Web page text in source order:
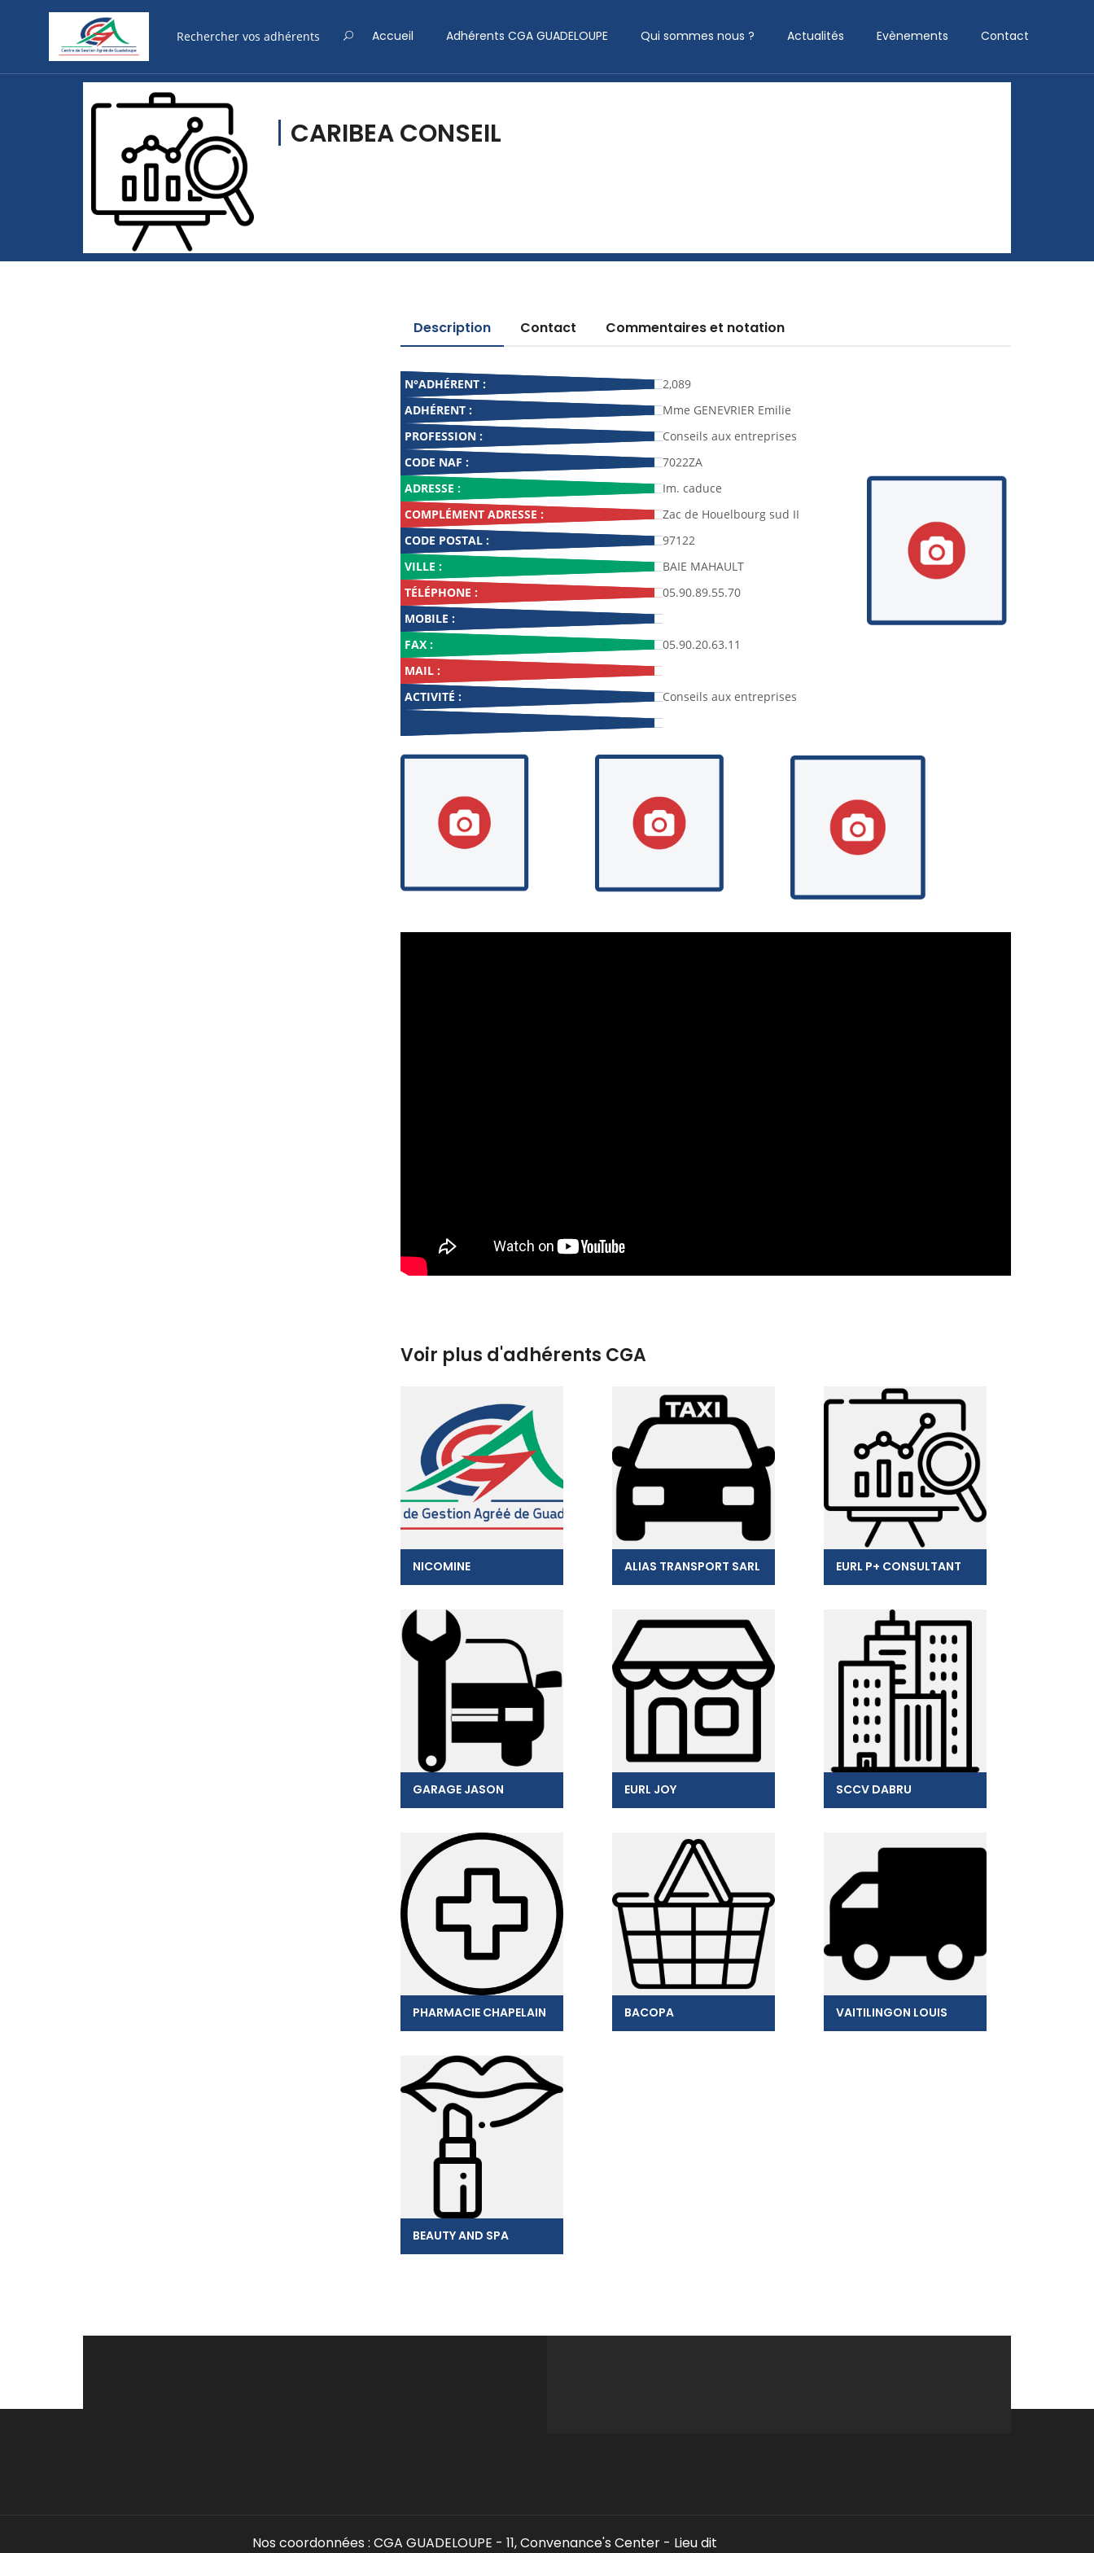
Accueil Adhérents CGA GUADELOUPE Qui sommes nous ? Actualités Evènements Contact
CARIBEA CONSEIL
Description Contact Commentaires et notation
N°ADHÉRENT :
2,089
ADHÉRENT :
Mme GENEVRIER Emilie
PROFESSION :
Conseils aux entreprises
CODE NAF :
7022ZA
ADRESSE :
Im. caduce
COMPLÉMENT ADRESSE :
Zac de Houelbourg sud II
CODE POSTAL :
97122
VILLE :
BAIE MAHAULT
TÉLÉPHONE :
05.90.89.55.70
MOBILE :
FAX :
05.90.20.63.11
MAIL :
ACTIVITÉ :
Conseils aux entreprises
Voir plus d'adhérents CGA
NICOMINE ALIAS TRANSPORT SARL EURL P+ CONSULTANT
GARAGE JASON EURL JOY SCCV DABRU
PHARMACIE CHAPELAIN BACOPA VAITILINGON LOUIS
BEAUTY AND SPA
Nos coordonnées : CGA GUADELOUPE - 11, Convenance's Center - Lieu dit